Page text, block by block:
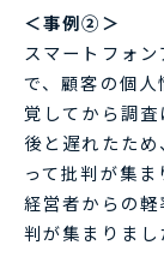
＜事例②＞
スマートフォ
で、顧客の個
覚してから調
後と遅れたた
って批判が集
経営者からの
判が集まりまし